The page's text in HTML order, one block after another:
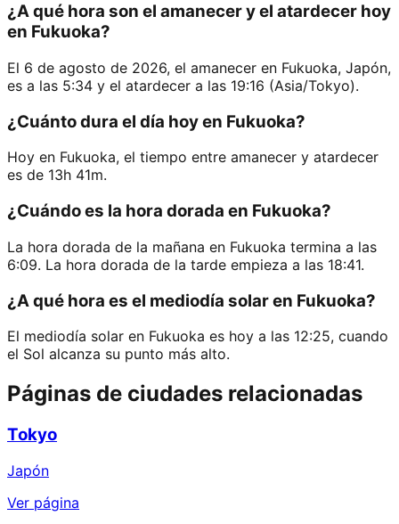
¿A qué hora son el amanecer y el atardecer hoy
en Fukuoka?
El 6 de agosto de 2026, el amanecer en Fukuoka, Japón,
es a las 5:34 y el atardecer a las 19:16 (Asia/Tokyo).
¿Cuánto dura el día hoy en Fukuoka?
Hoy en Fukuoka, el tiempo entre amanecer y atardecer
es de 13h 41m.
¿Cuándo es la hora dorada en Fukuoka?
La hora dorada de la mañana en Fukuoka termina a las
6:09. La hora dorada de la tarde empieza a las 18:41.
¿A qué hora es el mediodía solar en Fukuoka?
El mediodía solar en Fukuoka es hoy a las 12:25, cuando
el Sol alcanza su punto más alto.
Páginas de ciudades relacionadas
Tokyo
Japón
Ver página